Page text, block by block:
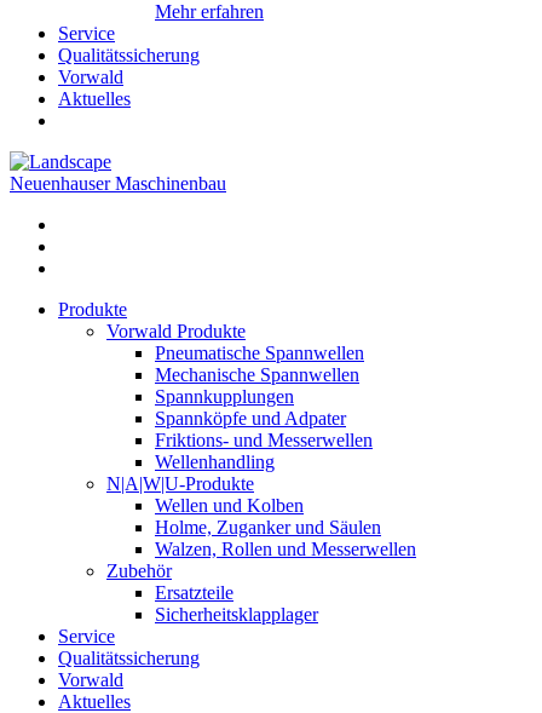
Mehr erfahren
Service
Qualitätssicherung
Vorwald
Aktuelles
Neuenhauser Maschinenbau
Produkte
Vorwald Produkte
Pneumatische Spannwellen
Mechanische Spannwellen
Spannkupplungen
Spannköpfe und Adpater
Friktions- und Messerwellen
Wellenhandling
N|A|W|U-Produkte
Wellen und Kolben
Holme, Zuganker und Säulen
Walzen, Rollen und Messerwellen
Zubehör
Ersatzteile
Sicherheitsklapplager
Service
Qualitätssicherung
Vorwald
Aktuelles